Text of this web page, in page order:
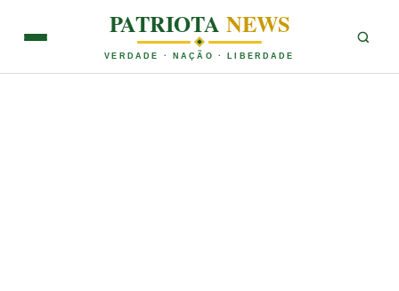
PATRIOTANEWS
VERDADE · NAÇÃO · LIBERDADE